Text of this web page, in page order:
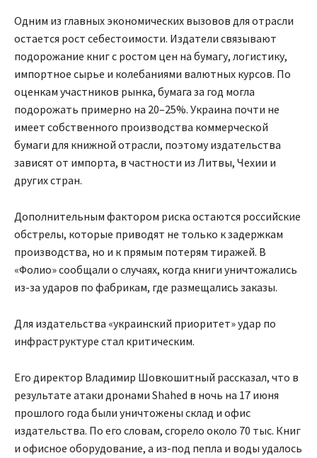
Одним из главных экономических вызовов для отрасли
остается рост себестоимости. Издатели связывают
подорожание книг с ростом цен на бумагу, логистику,
импортное сырье и колебаниями валютных курсов. По
оценкам участников рынка, бумага за год могла
подорожать примерно на 20–25%. Украина почти не
имеет собственного производства коммерческой
бумаги для книжной отрасли, поэтому издательства
зависят от импорта, в частности из Литвы, Чехии и
других стран.
Дополнительным фактором риска остаются российские
обстрелы, которые приводят не только к задержкам
производства, но и к прямым потерям тиражей. В
«Фолио» сообщали о случаях, когда книги уничтожались
из-за ударов по фабрикам, где размещались заказы.
Для издательства «украинский приоритет» удар по
инфраструктуре стал критическим.
Его директор Владимир Шовкошитный рассказал, что в
результате атаки дронами Shahed в ночь на 17 июня
прошлого года были уничтожены склад и офис
издательства. По его словам, сгорело около 70 тыс. Книг
и офисное оборудование, а из-под пепла и воды удалось